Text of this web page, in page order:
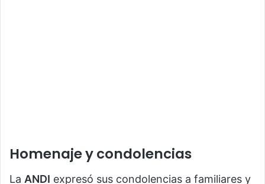
Homenaje y condolencias
La ANDI expresó sus condolencias a familiares y